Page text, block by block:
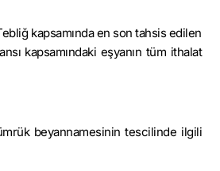
kapsamında en son tahsis edilen
kapsamındaki eşyanın tüm ithalat
beyannamesinin tescilinde ilgili